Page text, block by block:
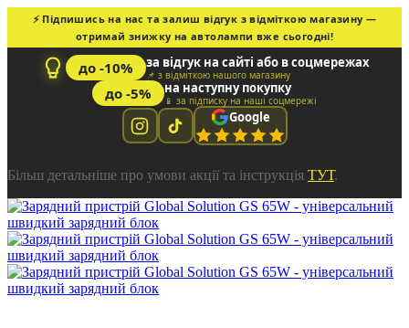
⚡ Підпишись на нас та залиш відгук з відміткою магазину —
отримай знижку на автолампи вже сьогодні!
до -10% за відгук на сайті або в соцмережах
📌 з відміткою нашого магазину
до -5% на наступну покупку
📱 за підписку на наші соцмережі
Google
Більш детальніше про умови акції та інструкція ТУТ.